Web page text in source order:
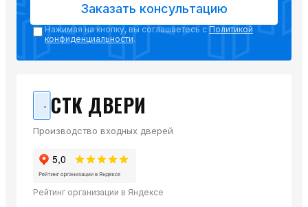
Заказать консультацию
Нажимая на кнопку, вы соглашаетесь с Политикой
конфиденциальности.
СТК ДВЕРИ
Производство входных дверей
Рейтинг организации в Яндексе